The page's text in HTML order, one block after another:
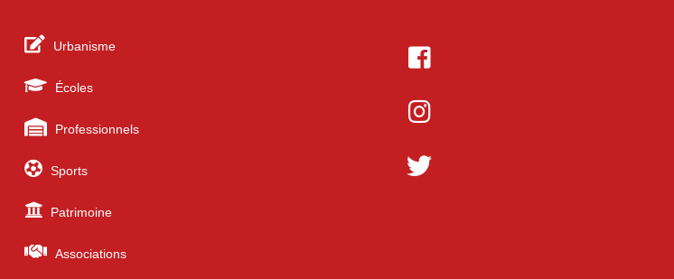
Urbanisme
Écoles
Professionnels
Sports
Patrimoine
Associations